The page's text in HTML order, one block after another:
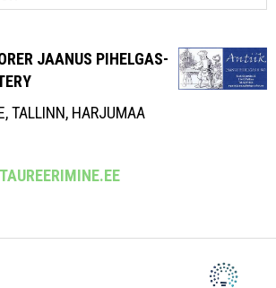
JAANUS PIHELGAS-
TALLINN, HARJUMAA